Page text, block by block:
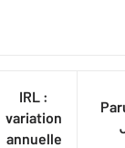
IRL :
variation
annuelle